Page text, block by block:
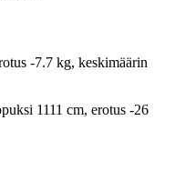
-7.7 kg, keskimäärin
1111 cm, erotus -26